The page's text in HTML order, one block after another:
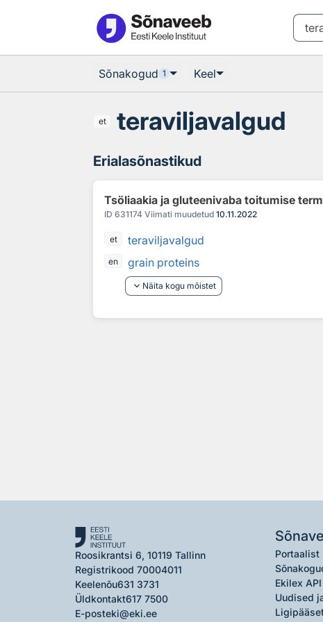
Sõnakogud 1 Keel
et teraviljavalgud
Erialasõnastikud
Tsöliaakia ja gluteenivaba toitumise
ID 631174 Viimati muudetud 10.11.2022
et teraviljavalgud
en
grain proteins
keyboard_arrow_down Näita kogu mõistet
Roosikrantsi 6, 10119 Tallinn
Registrikood 70004011
Keelenõu631 3731
Üldkontakt617 7500
E-posteki@eki.ee
Portaalist
Ekilex API
Uudised